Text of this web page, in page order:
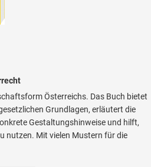
Österreichs. Das Buch bietet
Grundlagen, erläutert die
Gestaltungshinweise und hilft,
nutzen. Mit vielen Mustern für die